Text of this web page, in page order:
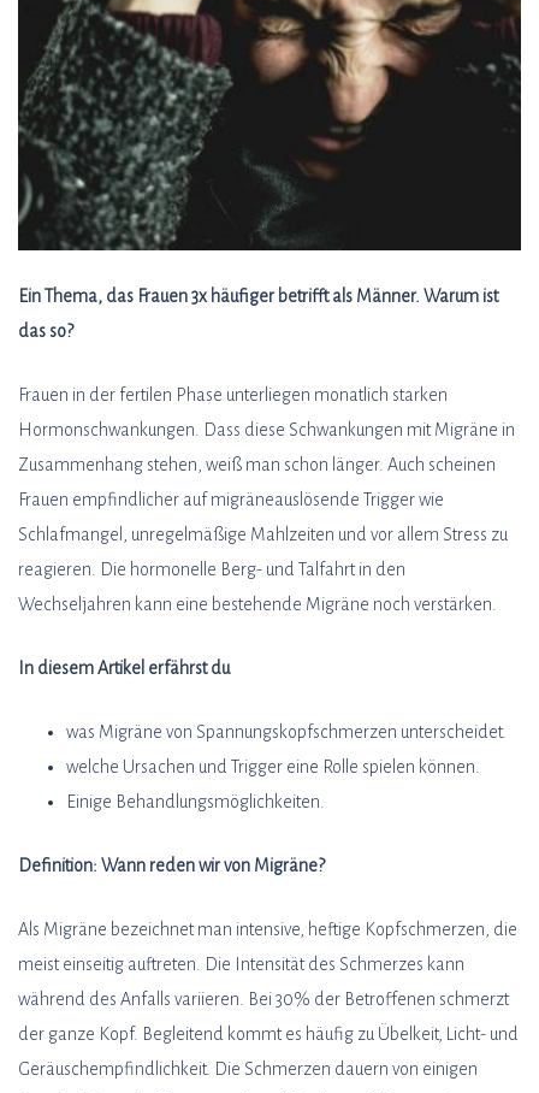
Ein Thema, das Frauen 3x häufiger betrifft als Männer. Warum ist
das so?
Frauen in der fertilen Phase unterliegen monatlich starken
Hormonschwankungen. Dass diese Schwankungen mit Migräne in
Zusammenhang stehen, weiß man schon länger. Auch scheinen
Frauen empfindlicher auf migräneauslösende Trigger wie
Schlafmangel, unregelmäßige Mahlzeiten und vor allem Stress zu
reagieren. Die hormonelle Berg- und Talfahrt in den
Wechseljahren kann eine bestehende Migräne noch verstärken.
In diesem Artikel erfährst du
was Migräne von Spannungskopfschmerzen unterscheidet.
welche Ursachen und Trigger eine Rolle spielen können.
Einige Behandlungsmöglichkeiten.
Definition: Wann reden wir von Migräne?
Als Migräne bezeichnet man intensive, heftige Kopfschmerzen, die
meist einseitig auftreten. Die Intensität des Schmerzes kann
während des Anfalls variieren. Bei 30% der Betroffenen schmerzt
der ganze Kopf. Begleitend kommt es häufig zu Übelkeit, Licht- und
Geräuschempfindlichkeit. Die Schmerzen dauern von einigen